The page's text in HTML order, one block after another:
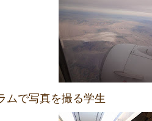
ムで写真を撮る学生